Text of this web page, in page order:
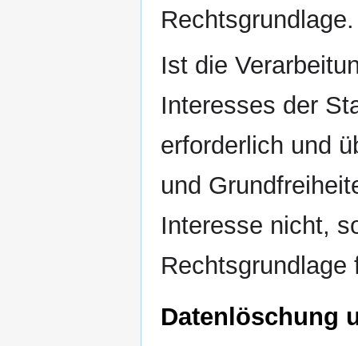
Rechtsgrundlage.
Ist die
Interesses der
erforderlich und
und
Interesse nicht,
Rechtsgrundlage
Datenlöschung